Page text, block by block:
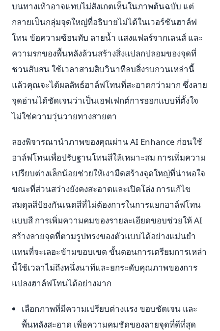
บนทางเท้าอาจแทบไม่สังเกตเห็นในภาพต้นฉบับ แต่
กลายเป็นกลุ่มจุดใหญ่ที่อธิบายไม่ได้ในเวอร์ชันฮาล์ฟ
โทน ข้อความซ้อนทับ ลายน้ำ แสงแฟลร์จากเลนส์ และ
ความรกของพื้นหลังล้วนสร้างสิ่งแปลกปลอมของจุดที่
ชวนสับสน ใช้เวลาสามสิบวินาทีลบสิ่งรบกวนเหล่านี้
แล้วคุณจะได้ผลลัพธ์ฮาล์ฟโทนที่สะอาดกว่ามาก ซึ่งลาย
จุดอ่านได้ชัดเจนว่าเป็นเอฟเฟกต์การออกแบบที่ตั้งใจ
ไม่ใช่ความวุ่นวายทางสายตา
ลองพิจารณานำภาพของคุณผ่าน AI Enhance ก่อนใช้
ฮาล์ฟโทนเพื่อปรับฐานโทนสีให้เหมาะสม การเพิ่มความ
เปรียบต่างเล็กน้อยช่วยให้เงามืดสร้างจุดใหญ่ที่น่าพอใจ
ขณะที่ส่วนสว่างยังคงสะอาดและเปิดโล่ง การแก้ไข
สมดุลสีป้องกันเฉดสีที่ไม่ต้องการในการแยกฮาล์ฟโทน
แบบสี การเพิ่มความคมของรายละเอียดขอบช่วยให้ AI
สร้างลายจุดที่ตามรูปทรงของตัวแบบได้อย่างแม่นยำ
แทนที่จะเลอะข้ามขอบเขต ขั้นตอนการเตรียมการเหล่า
นี้ใช้เวลาไม่ถึงหนึ่งนาทีและยกระดับคุณภาพของการ
แปลงฮาล์ฟโทนได้อย่างมาก
เลือกภาพที่มีความเปรียบต่างแรง ขอบชัดเจน และ
พื้นหลังสะอาด เพื่อความคมชัดของลายจุดที่ดีที่สุด